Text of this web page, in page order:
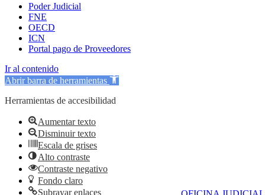
Poder Judicial
FNE
OECD
ICN
Portal pago de Proveedores
Ir al contenido
Abrir barra de herramientas
Herramientas de accesibilidad
Aumentar texto
Disminuir texto
Escala de grises
Alto contraste
Contraste negativo
Fondo claro
Subrayar enlaces